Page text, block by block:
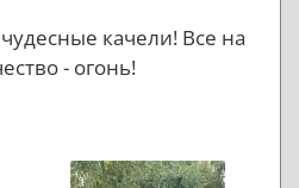
качели! Все на
- огонь!